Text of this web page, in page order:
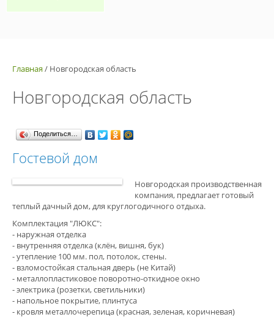
Главная / Новгородская область
Новгородская область
Поделиться…
Гостевой дом
Новгородская производственная
компания, предлагает готовый
теплый дачный дом, для круглогодичного отдыха.
Комплектация "ЛЮКС":
- наружная отделка
- внутренняя отделка (клён, вишня, бук)
- утепление 100 мм. пол, потолок, стены.
- взломостойкая стальная дверь (не Китай)
- металлопластиковое поворотно-откидное окно
- электрика (розетки, светильники)
- напольное покрытие, плинтуса
- кровля металлочерепица (красная, зеленая, коричневая)